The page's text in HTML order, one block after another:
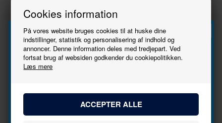
Cookies information
På vores website bruges cookies til at huske dine
indstillinger, statistik og personalisering af indhold og
annoncer. Denne information deles med tredjepart. Ved
fortsat brug af websiden godkender du cookiepolitikken.
Læs mere
På lager På lager
Nyhed Nyhed
Tilmeld
Bliv den første til at høre, når der kommer nye